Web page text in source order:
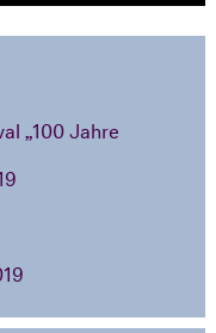
„100 Jahre